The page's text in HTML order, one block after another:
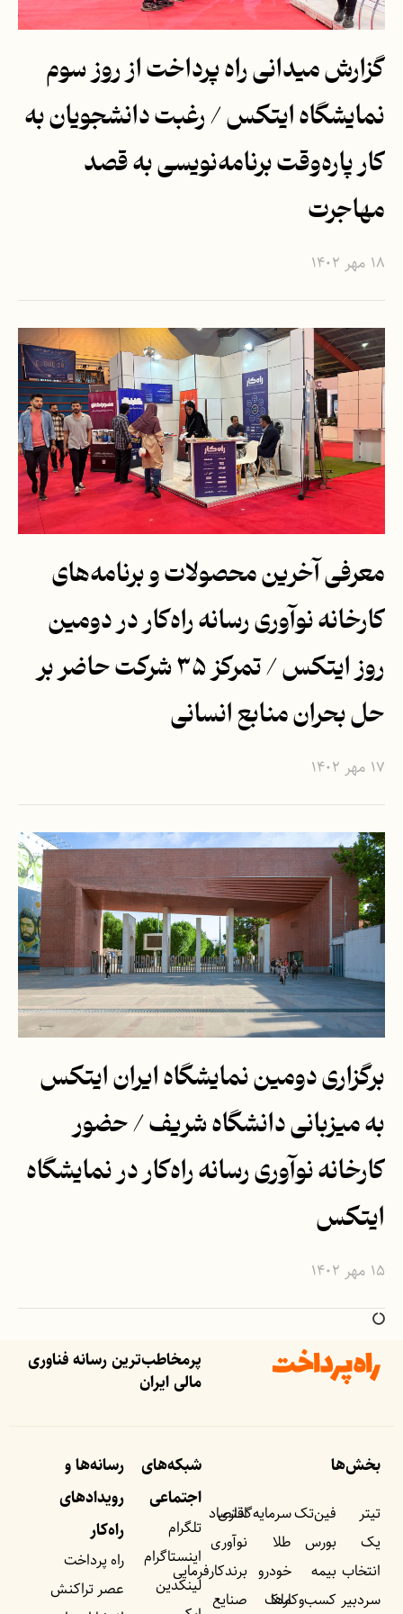
گزارش میدانی راه پرداخت از روز سوم
نمایشگاه ایتکس / رغبت دانشجویان به
کار پاره‌وقت برنامه‌نویسی به قصد
مهاجرت
۱۸ مهر ۱۴۰۲
معرفی آخرین محصولات و برنامه‌های
کارخانه نوآوری رسانه راه‌کار در دومین
روز ایتکس / تمرکز ۳۵ شرکت حاضر بر
حل بحران منابع انسانی
۱۷ مهر ۱۴۰۲
برگزاری دومین نمایشگاه ایران ایتکس
به میزبانی دانشگاه شریف / حضور
کارخانه نوآوری رسانه راه‌کار در نمایشگاه
ایتکس
۱۵ مهر ۱۴۰۲
پرمخاطب‌ترین رسانه فناوری
مالی ایران
بخش‌ها
تیتر
یک
انتخاب
سردبیر
فین‌تک
بورس
بیمه
کسب‌وکار‌ها
سرمایه‌گذاری
طلا
خودرو
ملک
اقتصاد
نوآوری
برندکارفرمایی
صنایع
شبکه‌های
اجتماعی
تلگرام
اینستاگرام
لینکدین
رسانه‌ها و
رویداد‌های
راه‌کار
راه پرداخت
عصر تراکنش